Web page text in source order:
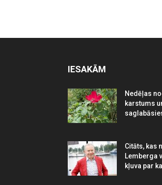
IESAKĀM
Nedēļas
karstums
Citāts, kas
Lemberga
kļuva par